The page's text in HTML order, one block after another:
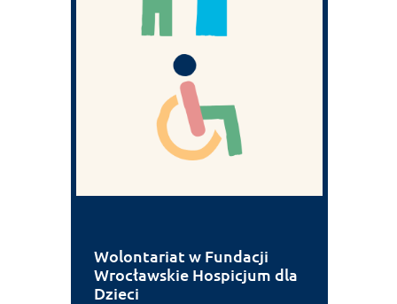
Wolontariat w Fundacji
Wrocławskie Hospicjum dla
Dzieci